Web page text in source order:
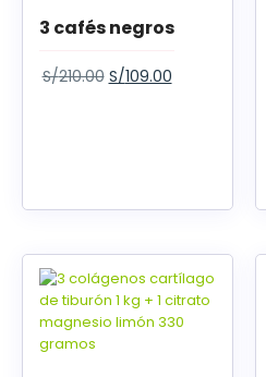
3 cafés negros
S/210.00 S/109.00